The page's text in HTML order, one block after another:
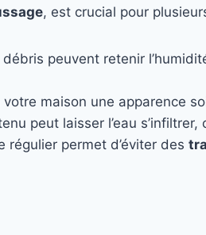
, est crucial pour
peuvent retenir
maison une apparence
peut laisser l’eau
régulier permet d’éviter des